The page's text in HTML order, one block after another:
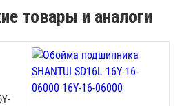
товары и аналоги